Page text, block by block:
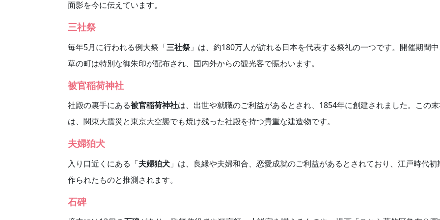
面影を今に伝えています。
三社祭
毎年5月に行われる例大祭「三社祭 」は、約180万人が訪れる日本を代表する祭礼の一つです。開催期間
草の町は特別な御朱印が配布され、国内外からの観光客で賑わいます。
被官稲荷神社
社殿の裏手にある被官稲荷神社は、出世や就職のご利益があるとされ、1854年に創建されました。この
は、関東大震災と東京大空襲でも焼け残った社殿を持つ貴重な建造物です。
夫婦狛犬
入り口近くにある「夫婦狛犬 」は、良縁や夫婦和合、恋愛成就のご利益があるとされており、江戸時代初
作られたものと推測されます。
石碑